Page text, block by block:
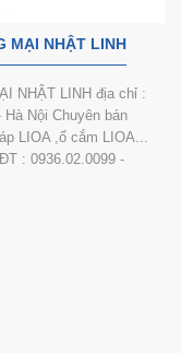
MẠI NHẬT LINH
NHẬT LINH địa chỉ :
Nội Chuyên bán
LIOA ,ổ cắm LIOA...
: 0936.02.0099 -